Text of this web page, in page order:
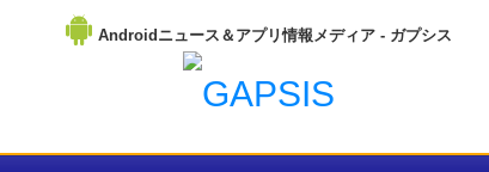
Androidニュース＆アプリ情報メディア